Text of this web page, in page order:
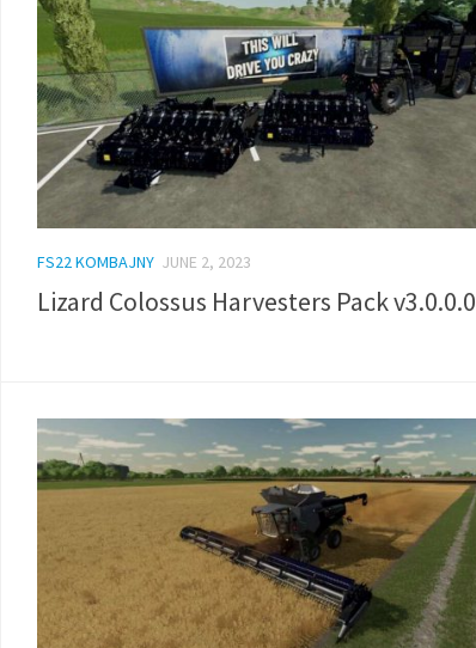
FS22 KOMBAJNY JUNE 2, 2023
Lizard Colossus Harvesters Pack v3.0.0.0